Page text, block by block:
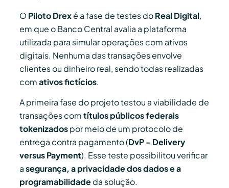
O Piloto Drexé a fase de testes doReal Digital,
em que o Banco Central avalia a plataforma
utilizada para simular operações com ativos
digitais. Nenhuma das transações envolve
clientes ou dinheiro real, sendo todas realizadas
comativos fictícios.
A primeira fase do projeto testou a viabilidade de
transações comtítulos públicos federais
tokenizadospor meio de um protocolo de
entrega contra pagamento (DvP – Delivery
versus Payment). Esse teste possibilitou verificar
asegurança, a privacidade dos dados e a
programabilidadeda solução.